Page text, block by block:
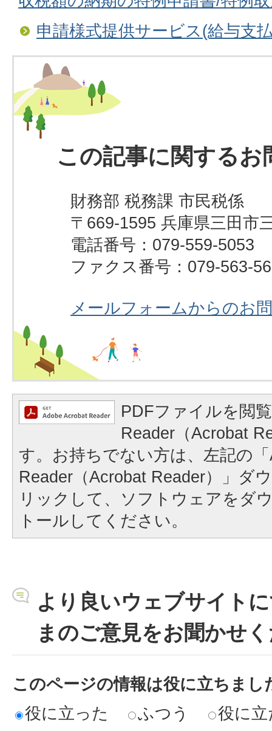
申請様式提供サービス(給与支
この記事に関するお
財務部 税務課 市民税係
〒669-1595 兵庫県三田市
電話番号：079-559-5053
ファクス番号：079-563-
メールフォームからのお
PDFファイルを閲
Reader（Acrobat
す。お持ちでない方は、左記の
Reader（Acrobat Reader）」ダ
リックして、ソフトウェアをダ
トールしてください。
より良いウェブサイト
まのご意見をお聞かせ
このページの情報は役に立ちまし
役に立った
ふつう 役に